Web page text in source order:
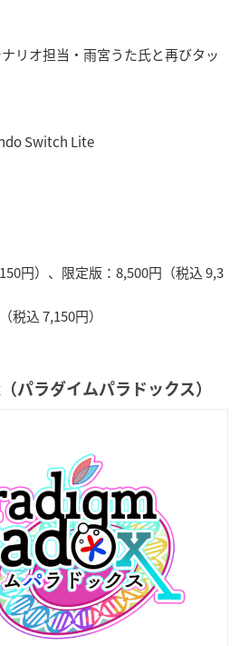
ナリオ担当・雨宮うた氏と再びタッ
Switch Lite
円）、限定版： 8,500円（税込9,3
税込7,150円）
（パラダイムパラドックス）